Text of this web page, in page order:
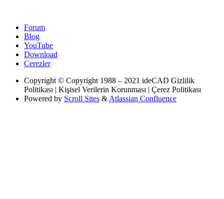
Forum
Blog
YouTube
Download
Çerezler
Copyright © Copyright 1988 – 2021 ideCAD Gizlilik
Politikası | Kişisel Verilerin Korunması | Çerez Politikası
Powered by Scroll Sites & Atlassian Confluence